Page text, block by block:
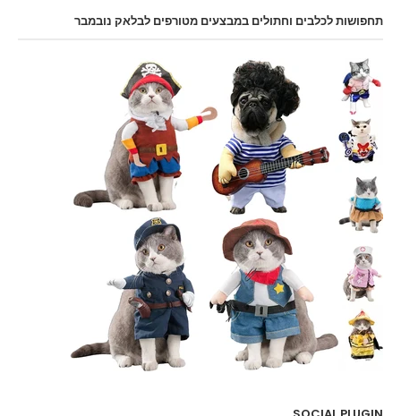
תחפושות לכלבים וחתולים במבצעים מטורפים לבלאק נובמבר